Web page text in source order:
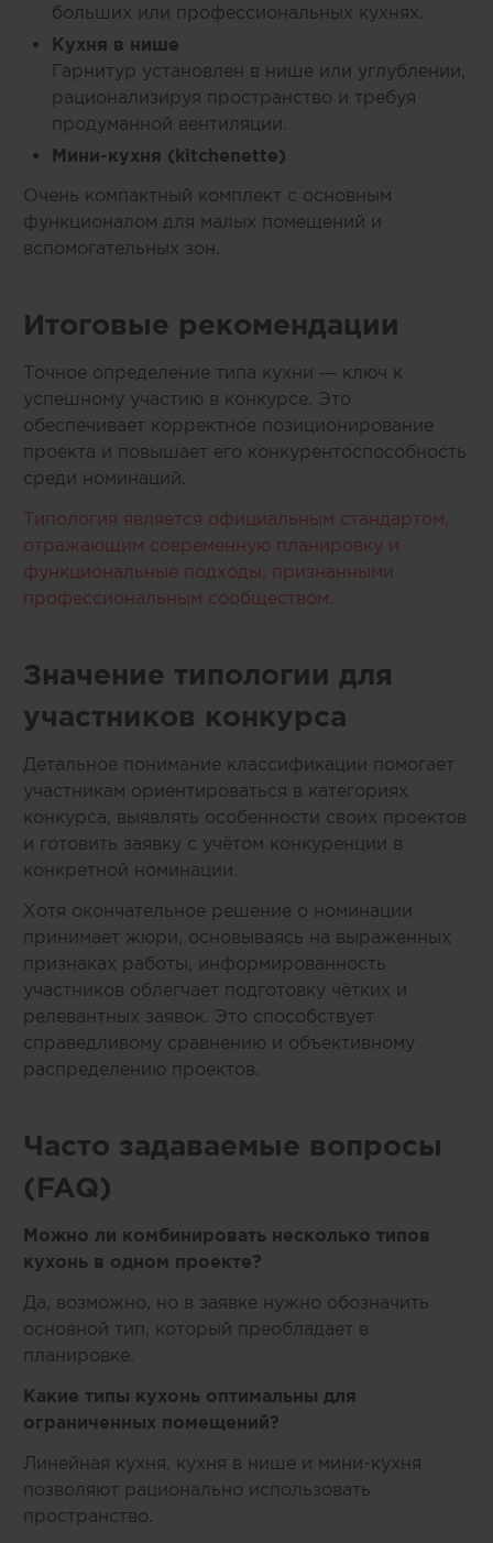
больших или профессиональных кухнях.
Кухня в нише
Гарнитур установлен в нише или углублении,
рационализируя пространство и требуя
продуманной вентиляции.
Мини-кухня (kitchenette)
Очень компактный комплект с основным
функционалом для малых помещений и
вспомогательных зон.
Итоговые рекомендации
Точное определение типа кухни — ключ к
успешному участию в конкурсе. Это
обеспечивает корректное позиционирование
проекта и повышает его конкурентоспособность
среди номинаций.
Типология является официальным стандартом,
отражающим современную планировку и
функциональные подходы, признанными
профессиональным сообществом.
Значение типологии для
участников конкурса
Детальное понимание классификации помогает
участникам ориентироваться в категориях
конкурса, выявлять особенности своих проектов
и готовить заявку с учётом конкуренции в
конкретной номинации.
Хотя окончательное решение о номинации
принимает жюри, основываясь на выраженных
признаках работы, информированность
участников облегчает подготовку чётких и
релевантных заявок. Это способствует
справедливому сравнению и объективному
распределению проектов.
Часто задаваемые вопросы
(FAQ)
Можно ли комбинировать несколько типов
кухонь в одном проекте?
Да, возможно, но в заявке нужно обозначить
основной тип, который преобладает в
планировке.
Какие типы кухонь оптимальны для
ограниченных помещений?
Линейная кухня, кухня в нише и мини-кухня
позволяют рационально использовать
пространство.